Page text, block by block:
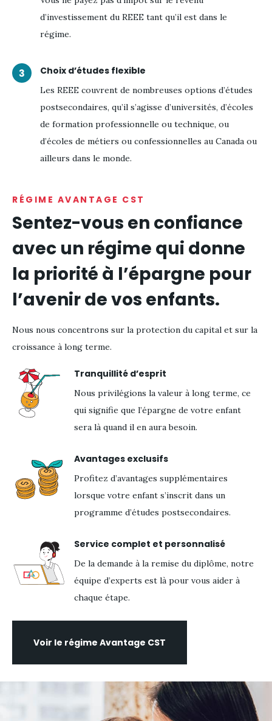
d’investissement du REEE tant qu’il est dans le
régime.
Choix d’études flexible
Les REEE couvrent de nombreuses options d’études
postsecondaires, qu’il s’agisse d’universités, d’écoles
de formation professionnelle ou technique, ou
d’écoles de métiers ou confessionnelles au Canada ou
ailleurs dans le monde.
RÉGIME AVANTAGE CST
Sentez-vous en confiance
avec un régime qui donne
la priorité à l’épargne pour
l’avenir de vos enfants.
Nous nous concentrons sur la protection du capital et sur la
croissance à long terme.
Tranquillité d’esprit
Nous privilégions la valeur à long terme, ce
qui signifie que l’épargne de votre enfant
sera là quand il en aura besoin.
Avantages exclusifs
Profitez d’avantages supplémentaires
lorsque votre enfant s’inscrit dans un
programme d’études postsecondaires.
Service complet et personnalisé
De la demande à la remise du diplôme, notre
équipe d’experts est là pour vous aider à
chaque étape.
Voir le régime Avantage CST